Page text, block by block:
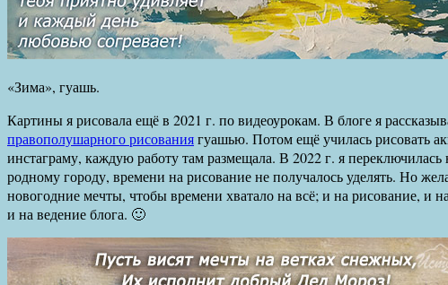
«Зима», гуашь.
Картины я рисовала ещё в 2021 г. по видеоурокам. В блоге я
правополушарного рисованиягуашью. Потом ещё училась рисовать
инстаграму, каждую работу там размещала. В 2022 г. я переключилась
родному городу, времени на рисование не получалось уделять. Но
новогодние мечты, чтобы времени хватало на всё; и на рисование, и
и на ведение блога. 🙂